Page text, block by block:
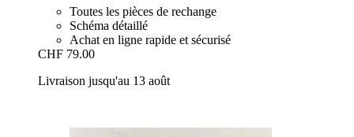
Toutes les pièces de rechange
Schéma détaillé
Achat en ligne rapide et sécurisé
CHF 79.00
Livraison jusqu'au 13 août